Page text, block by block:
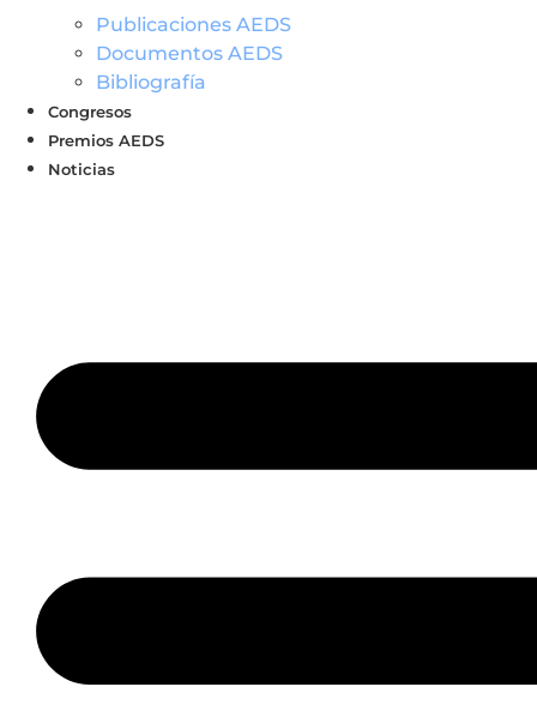
Publicaciones AEDS
Documentos AEDS
Bibliografía
Congresos
Premios AEDS
Noticias